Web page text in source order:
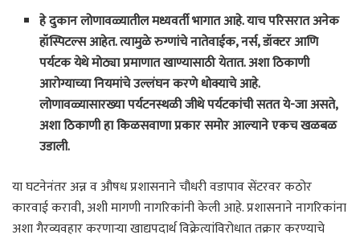
हे दुकान लोणावळ्यातील मध्यवर्ती भागात आहे. याच परिसरात अनेक
हॉस्पिटल्स आहेत. त्यामुळे रुग्णांचे नातेवाईक, नर्स, डॉक्टर आणि
पर्यटक येथे मोठ्या प्रमाणात खाण्यासाठी येतात. अशा ठिकाणी
आरोग्याच्या नियमांचे उल्लंघन करणे धोक्याचे आहे.
लोणावळ्यासारख्या पर्यटनस्थळी जीथे पर्यटकांची सतत ये-जा असते,
अशा ठिकाणी हा किळसवाणा प्रकार समोर आल्याने एकच खळबळ
उडाली.
या घटनेनंतर अन्न व औषध प्रशासनाने चौधरी वडापाव सेंटरवर कठोर
कारवाई करावी, अशी मागणी नागरिकांनी केली आहे. प्रशासनाने नागरिकांना
अशा गैरव्यवहार करणाऱ्या खाद्यपदार्थ विक्रेत्यांविरोधात तक्रार करण्याचे